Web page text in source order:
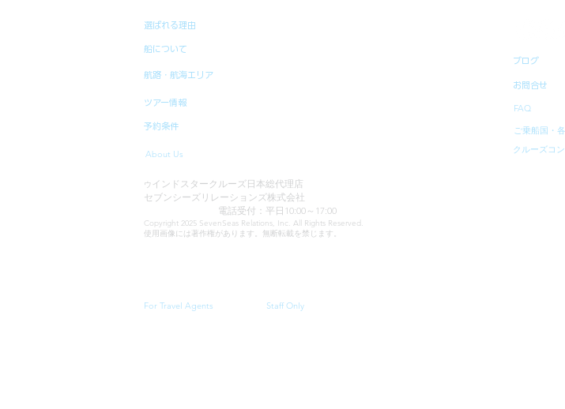
選ばれる理由
船について
航路・航海エリア
ツアー情報
予約条件
About Us
ブログ
お問合せ
FAQ
クルーズコ
ご乗船国・
ウ インドスタークルーズ日本総代理店
セブンシーズリレーションズ株式会社
電話受付：平日10:00～17:00
Copyright 2025 SevenSeas Relations, Inc. All Rights Reserved.
使用画像には著作権があります。無断転載を禁じます。
For Travel Agents Staff Only